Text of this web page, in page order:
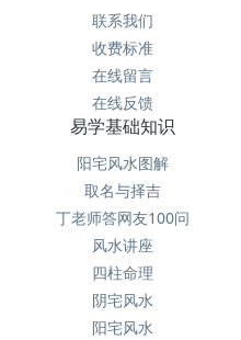
联系我们
收费标准
在线留言
在线反馈
易学基础知识
阳宅风水图解
取名与择吉
丁老师答网友100问
风水讲座
四柱命理
阴宅风水
阳宅风水